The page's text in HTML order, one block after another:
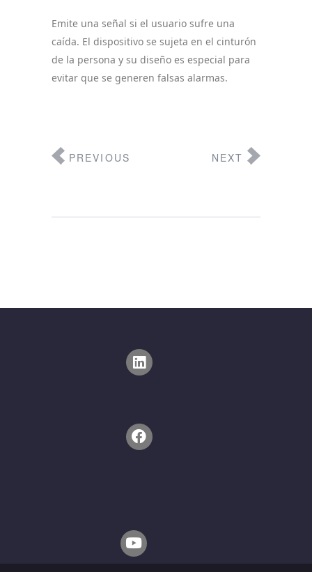
Emite una señal si el usuario sufre una
caída. El dispositivo se sujeta en el cinturón
de la persona y su diseño es especial para
evitar que se generen falsas alarmas.
PREVIOUS NEXT